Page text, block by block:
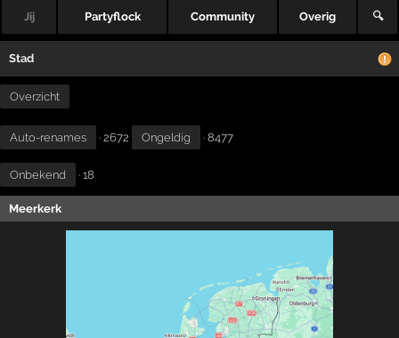
Jij Partyflock Community Overig 🔍
Stad
Overzicht
Auto-renames · 2672 Ongeldig · 8477
Onbekend · 18
Meerkerk